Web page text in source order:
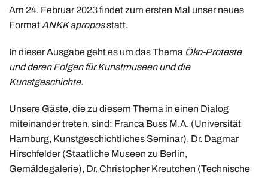
Am 24. Februar 2023 findet zum ersten Mal unser neues
Format ANKK aproposstatt.
In dieser Ausgabe geht es um das Thema Öko-Proteste
und deren Folgen für Kunstmuseen und die
Kunstgeschichte.
Unsere Gäste, die zu diesem Thema in einen Dialog
miteinander treten, sind: Franca Buss M.A. (Universität
Hamburg, Kunstgeschichtliches Seminar), Dr. Dagmar
Hirschfelder (Staatliche Museen zu Berlin,
Gemäldegalerie), Dr. Christopher Kreutchen (Technische